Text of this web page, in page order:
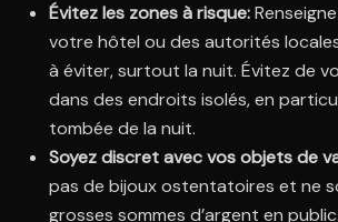
Évitez les zones à risque:
votre hôtel ou des autorités
à éviter, surtout la nuit. Évitez de
dans des endroits isolés, en
tombée de la nuit.
Soyez discret avec vos objets de
pas de bijoux ostentatoires et ne
grosses sommes d’argent en